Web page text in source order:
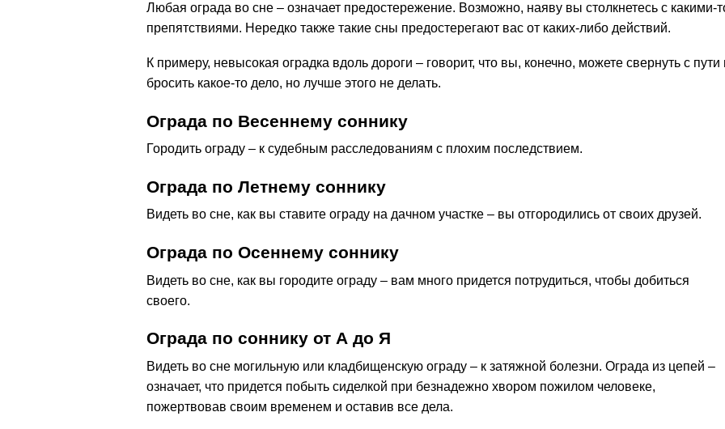
Любая ограда во сне – означает предостережение. Возможно, наяву вы столкнетесь с какими-
препятствиями. Нередко также такие сны предостерегают вас от каких-либо действий.
К примеру, невысокая оградка вдоль дороги – говорит, что вы, конечно, можете свернуть с пути
бросить какое-то дело, но лучше этого не делать.
Ограда по Весеннему соннику
Городить ограду – к судебным расследованиям с плохим последствием.
Ограда по Летнему соннику
Видеть во сне, как вы ставите ограду на дачном участке – вы отгородились от своих друзей.
Ограда по Осеннему соннику
Видеть во сне, как вы городите ограду – вам много придется потрудиться, чтобы добиться
своего.
Ограда по соннику от А до Я
Видеть во сне могильную или кладбищенскую ограду – к затяжной болезни. Ограда из цепей –
означает, что придется побыть сиделкой при безнадежно хвором пожилом человеке,
пожертвовав своим временем и оставив все дела.